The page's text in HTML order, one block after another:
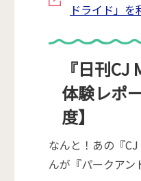
ドライド」を
『日刊CJ
体験レポ
度】
なんと！あの『
んが『パークアン